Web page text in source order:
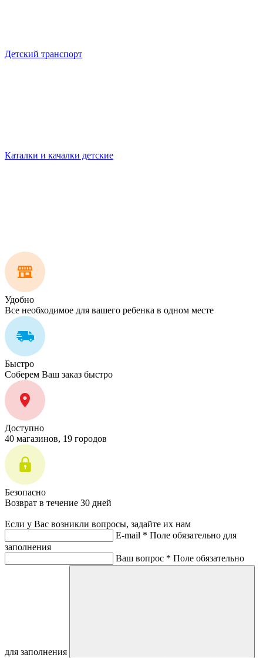
Детский транспорт
Каталки и качалки детские
Удобно
Все необходимое для вашего ребенка в одном месте
Быстро
Соберем Ваш заказ быстро
Доступно
40 магазинов, 19 городов
Безопасно
Возврат в течение 30 дней
Если у Вас возникли вопросы, задайте их нам
E-mail * Поле обязательно для
заполнения
Ваш вопрос * Поле обязательно
для заполнения